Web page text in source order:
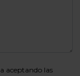
aceptando las